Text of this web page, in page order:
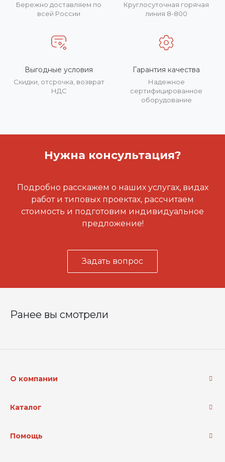
Бережно доставляем по
всей России
Круглосуточная горячая
линия 8-800
Выгодные условия
Скидки, отсрочка, возврат
НДС
Гарантия качества
Надежное
сертифицированное
оборудование
Нужна консультация?
Подробно расскажем о наших услугах, видах
работ и типовых проектах, рассчитаем
стоимость и подготовим индивидуальное
предложение!
Задать вопрос
Ранее вы смотрели
О компании
Каталог
Помощь